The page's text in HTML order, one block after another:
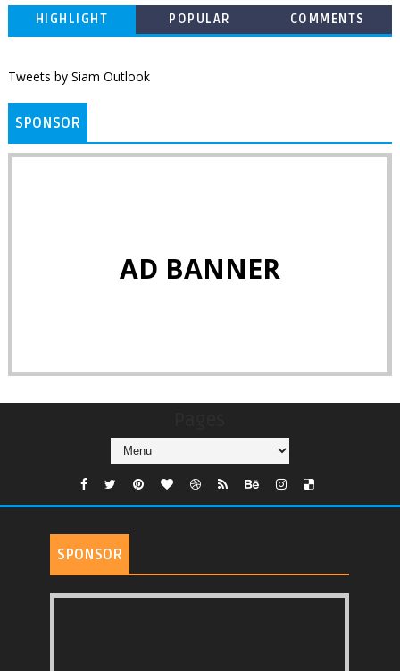
HIGHLIGHT POPULAR COMMENTS
Tweets by Siam Outlook
SPONSOR
AD BANNER
SPONSOR